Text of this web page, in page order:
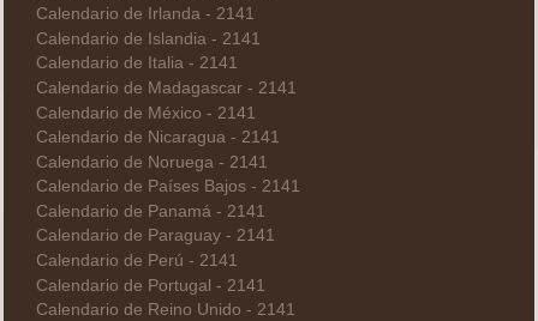
Calendario de Irlanda - 2141
Calendario de Islandia - 2141
Calendario de Italia - 2141
Calendario de Madagascar - 2141
Calendario de México - 2141
Calendario de Nicaragua - 2141
Calendario de Noruega - 2141
Calendario de Países Bajos - 2141
Calendario de Panamá - 2141
Calendario de Paraguay - 2141
Calendario de Perú - 2141
Calendario de Portugal - 2141
Calendario de Reino Unido - 2141